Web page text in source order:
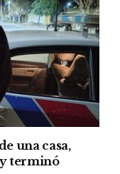
una casa,
terminó